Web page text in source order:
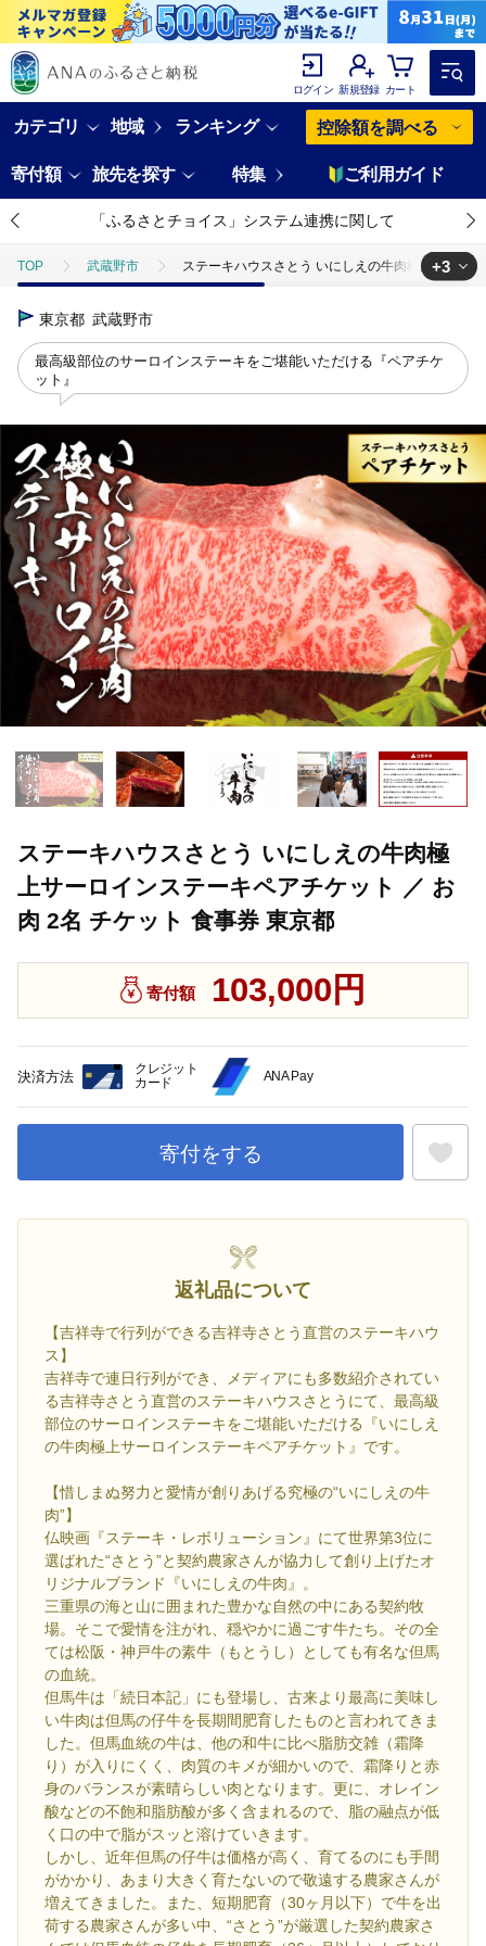
ログイン 新規登録 カート
カテゴリ 地域 ランキング 控除額を調べる
寄付額 旅先を探す 特集 ご利用ガイド
「ふるさとチョイス」システム連携に関して
TOP 武蔵野市
ステーキハウスさとう いにしえの牛肉極上サーロ
TOP
旅行・宿泊・体験
TOP
日用品・雑貨
+3
最高級部位のサーロインステーキをご堪能いただける『ペアチケ
ット』
東京都 武蔵野市
ステーキハウスさとう いにしえの牛肉極
上サーロインステーキペアチケット ／ お
肉 2名 チケット 食事券 東京都
寄付額 103,000円
決済方法
クレジット
カード
ANA Pay
寄付をする
返礼品について
【吉祥寺で行列ができる吉祥寺さとう直営のステーキハウ
ス】
吉祥寺で連日行列ができ、メディアにも多数紹介されてい
る吉祥寺さとう直営のステーキハウスさとうにて、最高級
部位のサーロインステーキをご堪能いただける『いにしえ
の牛肉極上サーロインステーキペアチケット』です。
【惜しまぬ努力と愛情が創りあげる究極の“いにしえの牛
肉”】
仏映画『ステーキ・レボリューション』にて世界第3位に
選ばれた“さとう”と契約農家さんが協力して創り上げたオ
リジナルブランド『いにしえの牛肉』。
三重県の海と山に囲まれた豊かな自然の中にある契約牧
場。そこで愛情を注がれ、穏やかに過ごす牛たち。その全
ては松阪・神戸牛の素牛（もとうし）としても有名な但馬
の血統。
但馬牛は「続日本記」にも登場し、古来より最高に美味し
い牛肉は但馬の仔牛を長期間肥育したものと言われてきま
した。但馬血統の牛は、他の和牛に比べ脂肪交雑（霜降
り）が入りにくく、肉質のキメが細かいので、霜降りと赤
身のバランスが素晴らしい肉となります。更に、オレイン
酸などの不飽和脂肪酸が多く含まれるので、脂の融点が低
く口の中で脂がスッと溶けていきます。
しかし、近年但馬の仔牛は価格が高く、育てるのにも手間
がかかり、あまり大きく育たないので敬遠する農家さんが
増えてきました。また、短期肥育（30ヶ月以下）で牛を出
荷する農家さんが多い中、“さとう”が厳選した契約農家さ